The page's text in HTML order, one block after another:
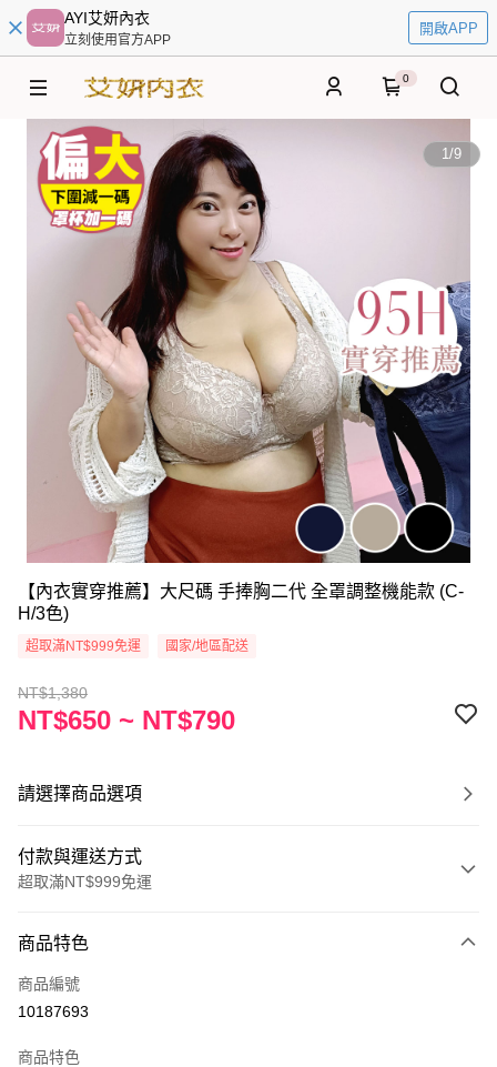
AYI艾妍內衣
立刻使用官方APP
開啟APP
0
1/9
【內衣實穿推薦】大尺碼 手捧胸二代 全罩調整機能款 (C-
H/3色)
超取滿NT$999免運 國家/地區配送
NT$1,380
NT$650 ~ NT$790
請選擇商品選項
付款與運送方式
超取滿NT$999免運
信用卡一次付款
超商取貨付款
商品特色
商品編號
10187693
商品特色